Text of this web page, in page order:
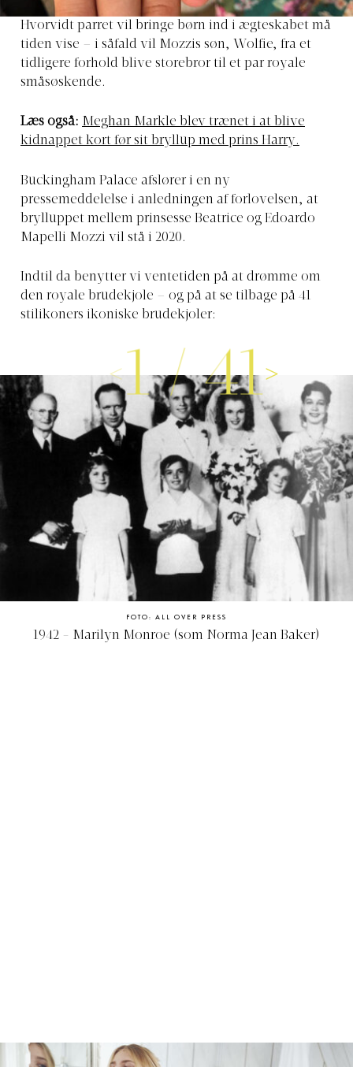
Hvorvidt parret vil bringe børn ind i ægteskabet må
tiden vise – i såfald vil Mozzis søn, Wolfie, fra et
tidligere forhold blive storebror til et par royale
småsøskende.
Læs også: Meghan Markle blev trænet i at blive
kidnappet kort før sit bryllup med prins Harry.
Buckingham Palace afslører i en ny
pressemeddelelse i anledningen af forlovelsen, at
brylluppet mellem prinsesse Beatrice og Edoardo
Mapelli Mozzi vil stå i 2020.
Indtil da benytter vi ventetiden på at drømme om
den royale brudekjole – og på at se tilbage på 41
stilikoners ikoniske brudekjoler:
1/41
FOTO: ALL OVER PRESS
1942 - Marilyn Monroe (som Norma Jean Baker)